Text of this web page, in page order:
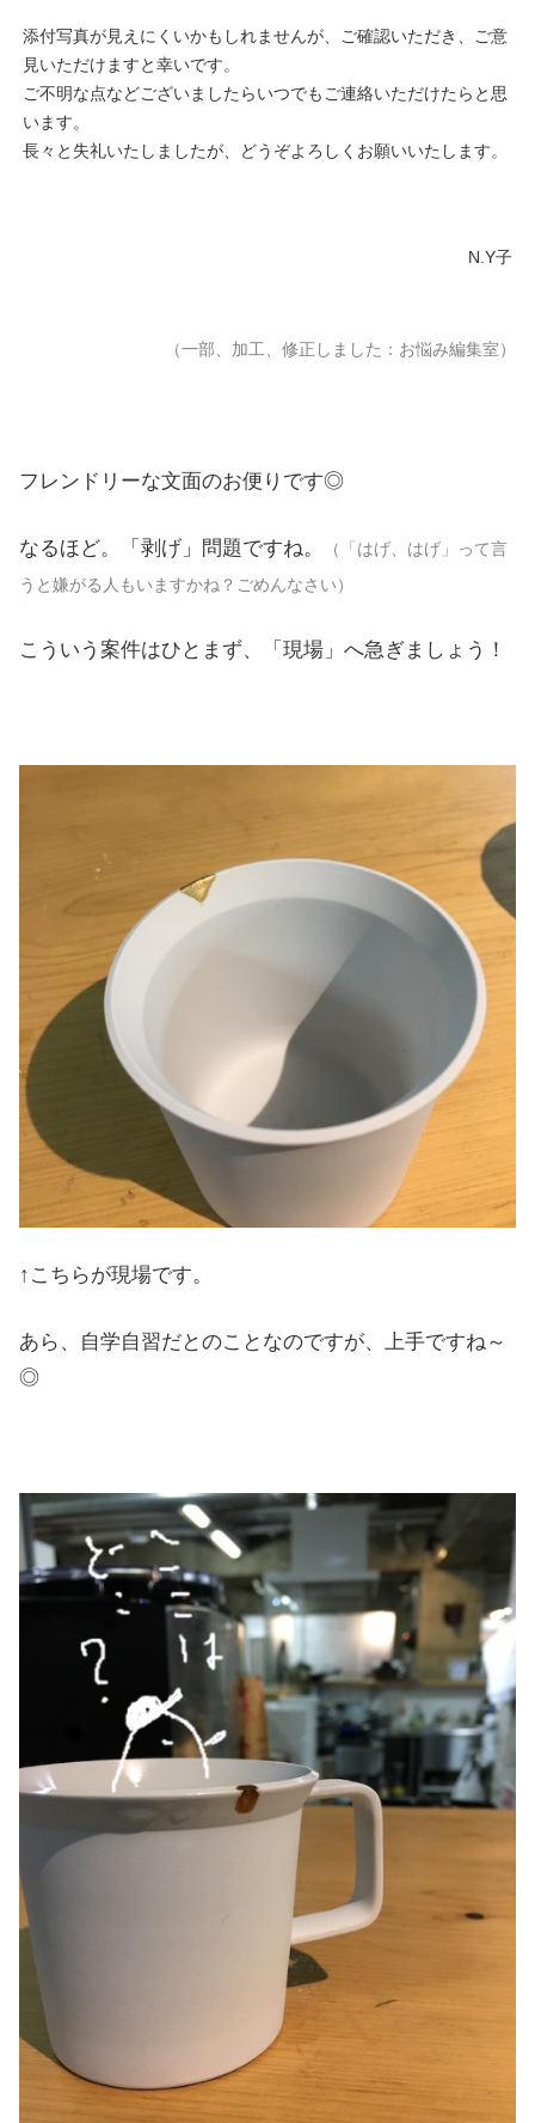
添付写真が見えにくいかもしれませんが、ご確認いただき、ご意
見いただけますと幸いです。
ご不明な点などございましたらいつでもご連絡いただけたらと思
います。
長々と失礼いたしましたが、どうぞよろしくお願いいたします。
N.Y子
（一部、加工、修正しました：お悩み編集室）
フレンドリーな文面のお便りです◎
なるほど。「剥げ」問題ですね。
（「はげ、はげ」って言
うと嫌がる人もいますかね？ごめんなさい）
こういう案件はひとまず、「現場」へ急ぎましょう！
↑こちらが現場です。
あら、自学自習だとのことなのですが、上手ですね～
◎